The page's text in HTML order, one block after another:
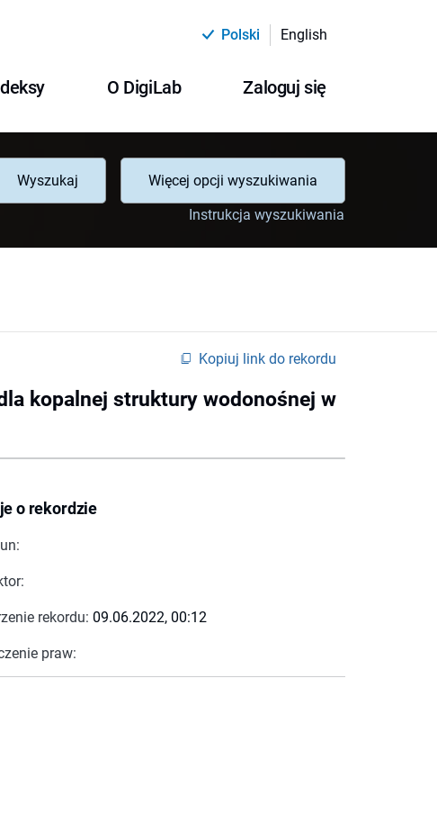
Polski English
O DigiLab Zaloguj się
Wyszukaj
Więcej opcji wyszukiwania
Instrukcja wyszukiwania
Kopiuj link do rekordu
kopalnej struktury wodonośnej w
o rekordzie
rekordu: 09.06.2022, 00:12
praw: